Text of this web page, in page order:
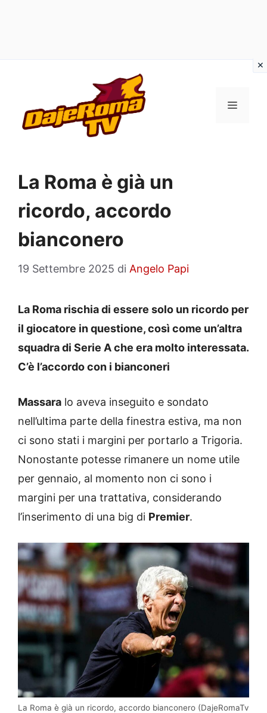
contenuto
MENU
La Roma è già un
ricordo, accordo
bianconero
19 Settembre 2025 di Angelo Papi
La Roma rischia di essere solo un ricordo per
il giocatore in questione, così come un’altra
squadra di Serie A che era molto interessata.
C’è l’accordo con i bianconeri
Massara lo aveva inseguito e sondato
nell’ultima parte della finestra estiva, ma non
ci sono stati i margini per portarlo a Trigoria.
Nonostante potesse rimanere un nome utile
per gennaio, al momento non ci sono i
margini per una trattativa, considerando
l’inserimento di una big di Premier.
La Roma è già un ricordo, accordo bianconero (DajeRomaTv